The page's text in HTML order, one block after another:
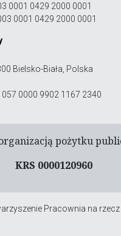
0001 0429 2000 0001
0001 0429 2000 0001
Bielsko-Biała, Polska
0000 9902 1167 2340
pożytku
KRS 0000120960
Pracownia na rzecz